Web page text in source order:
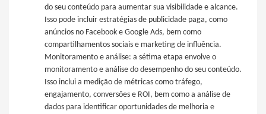
do seu conteúdo para aumentar sua visibilidade e alcance.
Isso pode incluir estratégias de publicidade paga, como
anúncios no Facebook e Google Ads, bem como
compartilhamentos sociais e marketing de influência.
Monitoramento e análise: a sétima etapa envolve o
monitoramento e análise do desempenho do seu conteúdo.
Isso inclui a medição de métricas como tráfego,
engajamento, conversões e ROI, bem como a análise de
dados para identificar oportunidades de melhoria e